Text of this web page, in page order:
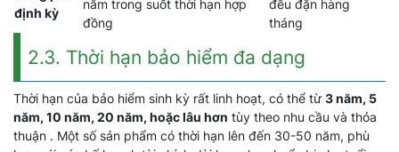
định kỳ
năm trong suốt thời hạn hợp
đồng
đều đặn hàng
tháng
2.3. Thời hạn bảo hiểm đa dạng
Thời hạn của bảo hiểm sinh kỳ rất linh hoạt, có thể từ 3 năm, 5
năm, 10 năm, 20 năm, hoặc lâu hơn tùy theo nhu cầu và thỏa
thuận . Một số sản phẩm có thời hạn lên đến 30-50 năm, phù